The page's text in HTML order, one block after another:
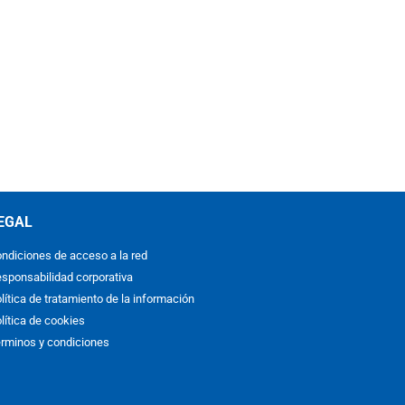
de acceso a la red
corporativa
de tratamiento de la información
de cookies
y condiciones